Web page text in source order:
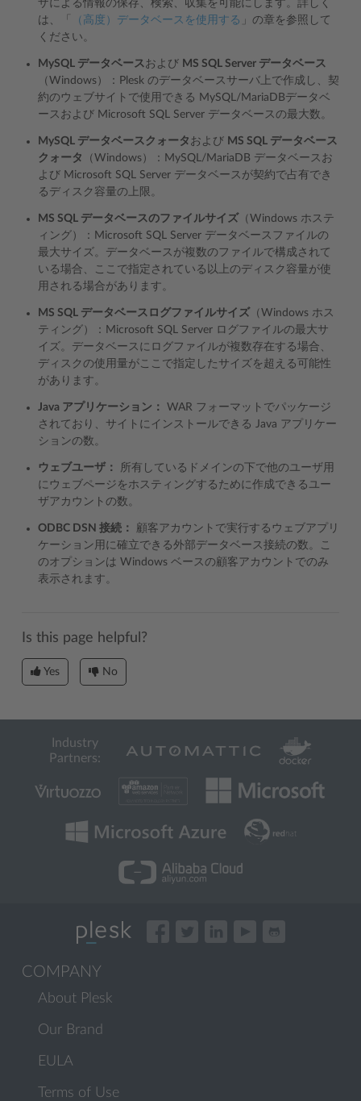
ザによる情報の保存、検索、収集を可能にします。詳しく
は、「
（高度）データベースを使用する 」の章を参照して
ください。
MySQL データベースおよび MS SQL Server データベース
（Windows）：Plesk のデータベースサーバ上で作成し、契
約のウェブサイトで使用できる MySQL/MariaDBデータベ
ースおよび Microsoft SQL Server データベースの最大数。
MySQL データベースクォータ および MS SQL データベース
クォータ
（Windows）：MySQL/MariaDB データベースお
よび Microsoft SQL Server データベースが契約で占有でき
るディスク容量の上限。
MS SQL データベースのファイルサイズ （Windows ホステ
ィング）：Microsoft SQL Server データベースファイルの
最大サイズ。データベースが複数のファイルで構成されて
いる場合、ここで指定されている以上のディスク容量が使
用される場合があります。
MS SQL データベースログファイルサイズ （Windows ホス
ティング）：Microsoft SQL Server ログファイルの最大サ
イズ。データベースにログファイルが複数存在する場合、
ディスクの使用量がここで指定したサイズを超える可能性
があります。
Java アプリケーション：
WAR フォーマットでパッケージ
されており、サイトにインストールできる Java アプリケー
ションの数。
ウェブユーザ：
所有しているドメインの下で他のユーザ用
にウェブページをホスティングするために作成できるユー
ザアカウントの数。
ODBC DSN 接続：
顧客アカウントで実行するウェブアプリ
ケーション用に確立できる外部データベース接続の数。こ
のオプションは Windows ベースの顧客アカウントでのみ
表示されます。
Is this page helpful?
Yes No
Industry
Partners:
COMPANY
About Plesk
Our Brand
EULA
Terms of Use